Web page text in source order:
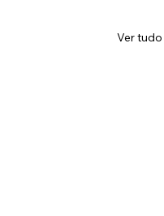
Ver tudo